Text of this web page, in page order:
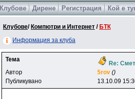
Games
Клубове Дирене Регистрация Кой е
Клубове/ Компютри и Интернет / БТК
Информация за клуба
Тема
Re:
Автор
5rov ()
Публикувано
13.10.09